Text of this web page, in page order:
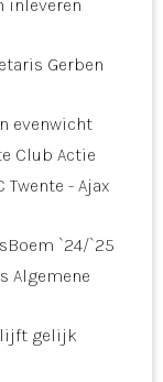
inleveren
Gerben
evenwicht
Club Actie
Twente - Ajax
`24/`25
Algemene
gelijk